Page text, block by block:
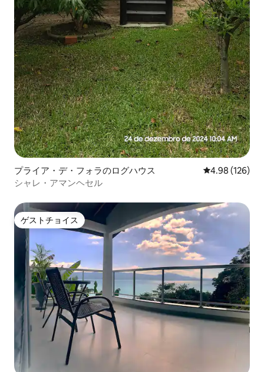
プライア・デ・フォラのログハウス レビュー126
4.98 (126)
シャレ・アマンヘセル
ゲストチョイス
ゲストチョイス